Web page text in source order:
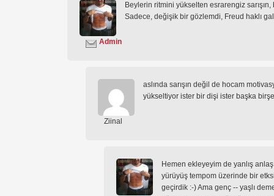
Beylerin ritmini yükselten esrarengiz
Sadece, değişik bir gözlemdi, Freud haklı
Admin
aslında sarışın değil de hocam
yükseltiyor ister bir dişi ister başka
Ziinal
Hemen ekleyeyim de yanlış
yürüyüş tempom üzerinde bir
geçirdik :-) Ama genç -- yaşlı